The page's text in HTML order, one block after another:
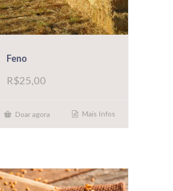
Feno
R$25,00
Doar agora Mais Infos